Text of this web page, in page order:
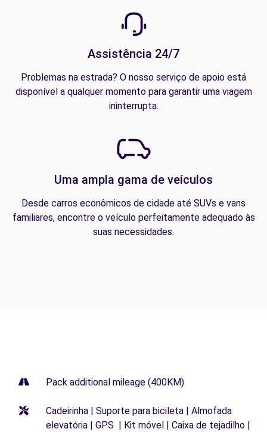
Assistência 24/7
Problemas na estrada? O nosso serviço de apoio está
disponível a qualquer momento para garantir uma viagem
ininterrupta.
Uma ampla gama de veículos
Desde carros econômicos de cidade até SUVs e vans
familiares, encontre o veículo perfeitamente adequado às
suas necessidades.
Pack additional mileage (400KM)
Cadeirinha | Suporte para bicileta | Almofada
elevatória | GPS | Kit móvel | Caixa de tejadilho |